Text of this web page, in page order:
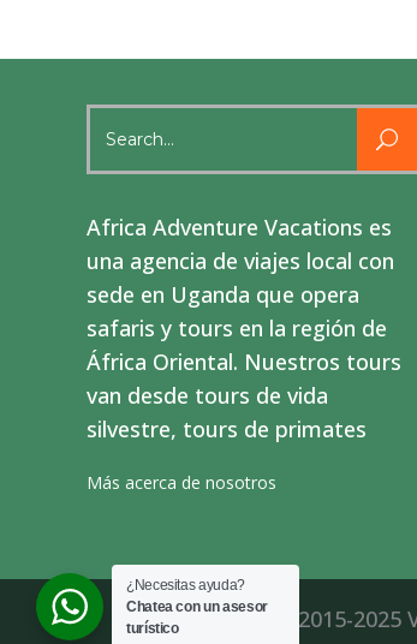
for:
Africa Adventure Vacations es
una agencia de viajes local con
sede en Uganda que opera
safaris y tours en la región de
África Oriental. Nuestros tours
van desde tours de vida
silvestre, tours de primates
Más acerca de nosotros
Copyright © 2015-2025
¿Necesitas ayuda?
Chatea con un asesor
turístico